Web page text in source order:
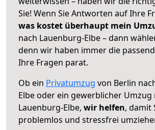
Sie! Wenn Sie Antworten auf Ihre
was kostet überhaupt mein
nach Lauenburg-Elbe – dann
denn wir haben immer die
Ihre Fragen parat.
Ob ein Privatumzug von Berlin
Elbe oder ein gewerblicher Umzug
Lauenburg-Elbe, wir helfen, damit
problemlos und stressfrei